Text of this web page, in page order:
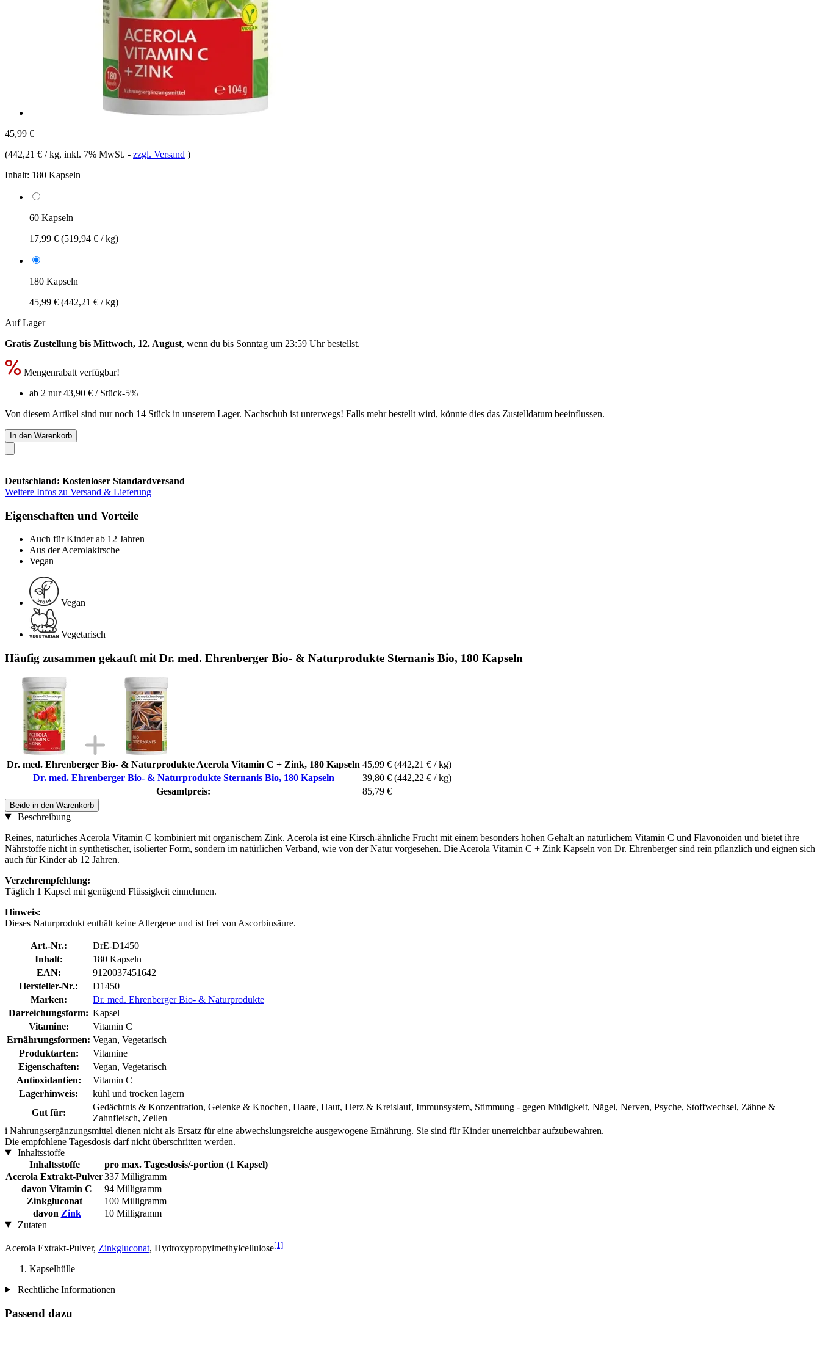
45,99 €
(442,21 € / kg, inkl. 7% MwSt. - zzgl. Versand )
Inhalt: 180 Kapseln
60 Kapseln
17,99 € (519,94 € / kg)
180 Kapseln
45,99 € (442,21 € / kg)
Auf Lager
Gratis Zustellung bis Mittwoch, 12. August, wenn du bis Sonntag um 23:59 Uhrbestellst.
Mengenrabatt verfügbar!
ab 2 nur43,90 € / Stück-5%
Von diesem Artikel sind nur noch 14 Stück in unserem Lager. Nachschub ist unterwegs! Falls mehr bestellt wird, könnte dies das Zustelldatum beeinflussen.
In den Warenkorb
Deutschland: Kostenloser Standardversand
Weitere Infos zu Versand & Lieferung
Eigenschaften und Vorteile
Auch für Kinder ab 12 Jahren
Aus der Acerolakirsche
Vegan
Vegan
Vegetarisch
Häufig zusammen gekauft mit Dr. med. Ehrenberger Bio- & Naturprodukte Sternanis Bio, 180 Kapseln
Dr. med. Ehrenberger Bio- & Naturprodukte Acerola Vitamin C + Zink, 180 Kapseln 45,99 € (442,21 € / kg)
Dr. med. Ehrenberger Bio- & Naturprodukte Sternanis Bio, 180 Kapseln
39,80 € (442,22 € / kg)
Gesamtpreis:
85,79 €
Beide in den Warenkorb
Beschreibung
Reines, natürliches Acerola Vitamin C kombiniert mit organischem Zink. Acerola ist eine Kirsch-ähnliche Frucht mit einem besonders hohen Gehalt an natürlichem Vitamin C und Flavonoiden und bietet ihre
Nährstoffe nicht in synthetischer, isolierter Form, sondern im natürlichen Verband, wie von der Natur vorgesehen. Die Acerola Vitamin C + Zink Kapseln von Dr. Ehrenberger sind rein pflanzlich und eignen sich
auch für Kinder ab 12 Jahren.
Verzehrempfehlung:
Täglich 1 Kapsel mit genügend Flüssigkeit einnehmen.
Hinweis:
Dieses Naturprodukt enthält keine Allergene und ist frei von Ascorbinsäure.
Art.-Nr.:
DrE-D1450
Inhalt:
180 Kapseln
EAN:
9120037451642
Hersteller-Nr.:
D1450
Marken:
Dr. med. Ehrenberger Bio- & Naturprodukte
Darreichungsform: Kapsel
Vitamine:
Vitamin C
Ernährungsformen: Vegan, Vegetarisch
Produktarten:
Vitamine
Eigenschaften:
Vegan, Vegetarisch
Antioxidantien:
Vitamin C
Lagerhinweis:
kühl und trocken lagern
Gut für:
Gedächtnis & Konzentration, Gelenke & Knochen, Haare, Haut, Herz & Kreislauf, Immunsystem, Stimmung - gegen Müdigkeit, Nägel, Nerven, Psyche, Stoffwechsel, Zähne &
Zahnfleisch, Zellen
i Nahrungsergänzungsmittel dienen nicht als Ersatz für eine abwechslungsreiche ausgewogene Ernährung. Sie sind für Kinder unerreichbar aufzubewahren.
Die empfohlene Tagesdosis darf nicht überschritten werden.
Inhaltsstoffe
Inhaltsstoffe
pro max. Tagesdosis/-portion (1 Kapsel)
Acerola Extrakt-Pulver337 Milligramm
davon Vitamin C
94 Milligramm
Zinkgluconat
100 Milligramm
davon Zink
10 Milligramm
Zutaten
Acerola Extrakt-Pulver, Zinkgluconat, Hydroxypropylmethylcellulose[1]
Kapselhülle
Rechtliche Informationen
Passend dazu